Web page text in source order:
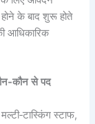
के बाद शुरू होते
आधिकारिक
‑कौन से पद
स्टाफ,